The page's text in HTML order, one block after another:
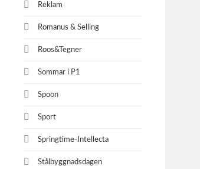
Reklam
Romanus & Selling
Roos&Tegner
Sommar i P1
Spoon
Sport
Springtime-Intellecta
Stålbyggnadsdagen